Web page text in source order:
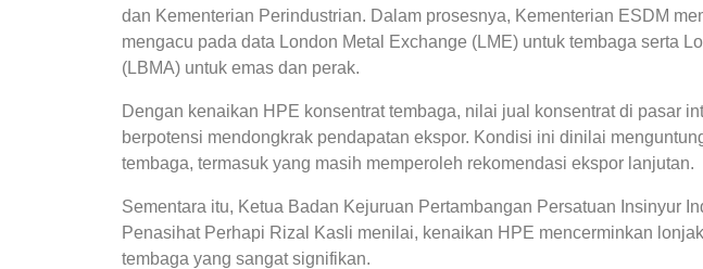
dan Kementerian Perindustrian. Dalam prosesnya, Kementerian ESDM
mengacu pada data London Metal Exchange (LME) untuk tembaga serta
(LBMA) untuk emas dan perak.
Dengan kenaikan HPE konsentrat tembaga, nilai jual konsentrat di pasar
berpotensi mendongkrak pendapatan ekspor. Kondisi ini dinilai
tembaga, termasuk yang masih memperoleh rekomendasi ekspor lanjutan.
Sementara itu, Ketua Badan Kejuruan Pertambangan Persatuan Insinyur
Penasihat Perhapi Rizal Kasli menilai, kenaikan HPE mencerminkan
tembaga yang sangat signifikan.